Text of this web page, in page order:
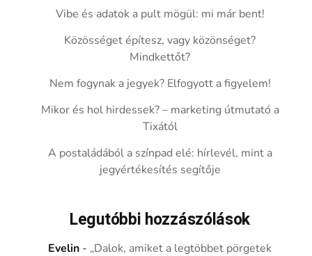
Vibe és adatok a pult mögül: mi már bent!
Közösséget építesz, vagy közönséget?
Mindkettőt?
Nem fogynak a jegyek? Elfogyott a figyelem!
Mikor és hol hirdessek? – marketing útmutató a
Tixától
A postaládából a színpad elé: hírlevél, mint a
jegyértékesítés segítője
Legutóbbi hozzászólások
Evelin - „Dalok, amiket a legtöbbet pörgetek